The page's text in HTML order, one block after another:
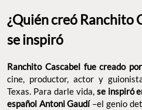
¿Quién creó Ranchito
se inspiró
Ranchito Cascabel fue creado
cine, productor, actor y
Texas. Para darle vida, se inspiró
español Antoni Gaudí –el genio